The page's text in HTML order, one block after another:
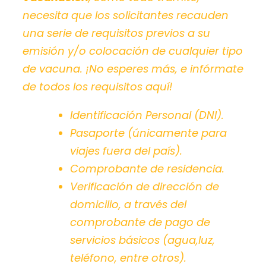
necesita que los solicitantes recauden
una serie de requisitos previos a su
emisión y/o colocación de cualquier tipo
de vacuna. ¡No esperes más, e infórmate
de todos los requisitos aquí!
Identificación Personal (DNI).
Pasaporte (únicamente para
viajes fuera del país).
Comprobante de residencia.
Verificación de dirección de
domicilio, a través del
comprobante de pago de
servicios básicos (agua,luz,
teléfono, entre otros).